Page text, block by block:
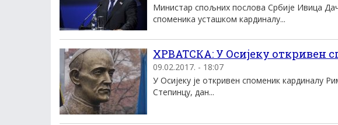
Министар спољних послова Србије Ивица
споменика усташком кардиналу...
ХРВАТСКА: У Осијеку откривен
09.02.2017. - 18:07
У Осијеку је откривен споменик кардиналу
Степинцу, дан...